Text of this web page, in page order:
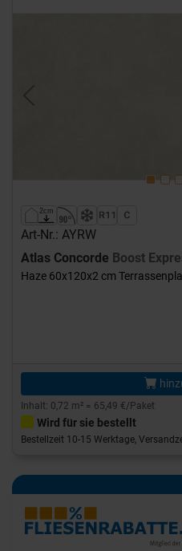
Art-Nr.: AYRW
Atlas Concorde Boost
Haze 60x120x2 cm
Inhalt: 0,72 m² = 65,49 €/Paket
Wird für sie bestellt
Bestellzeit 10-15 Werktage,